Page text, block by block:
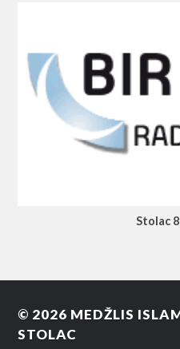
Stolac
© 2026 MEDŽLIS
STOLAC